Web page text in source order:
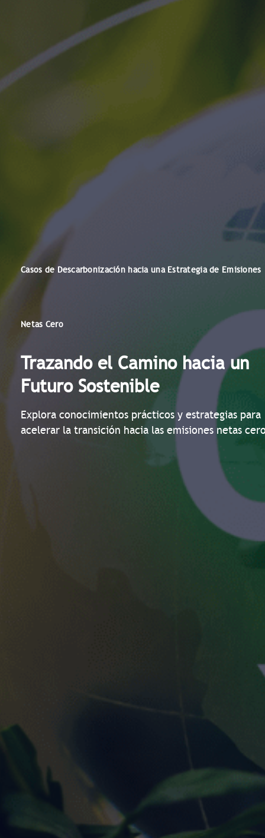
Casos de Descarbonización hacia una Estrategia de Emisiones
Netas Cero
Trazando el Camino hacia un
Futuro Sostenible
Explora conocimientos prácticos y estrategias para
acelerar la transición hacia las emisiones netas